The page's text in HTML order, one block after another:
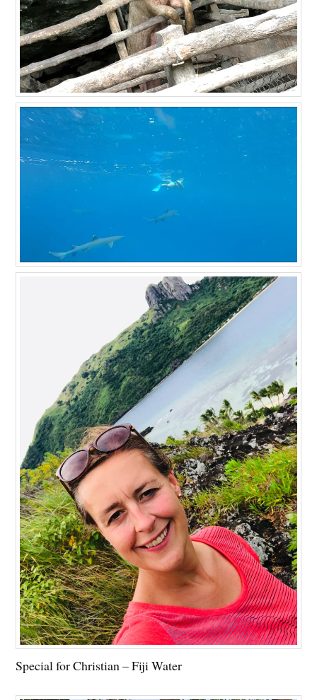
Special for Christian – Fiji Water